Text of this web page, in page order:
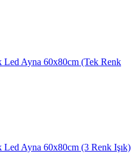
Ayna 60x80cm (Tek Renk
Ayna 60x80cm (3 Renk Işık)